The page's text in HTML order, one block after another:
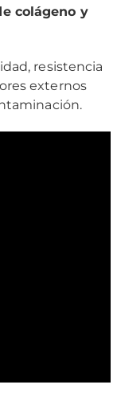
colágeno y
resistencia
externos